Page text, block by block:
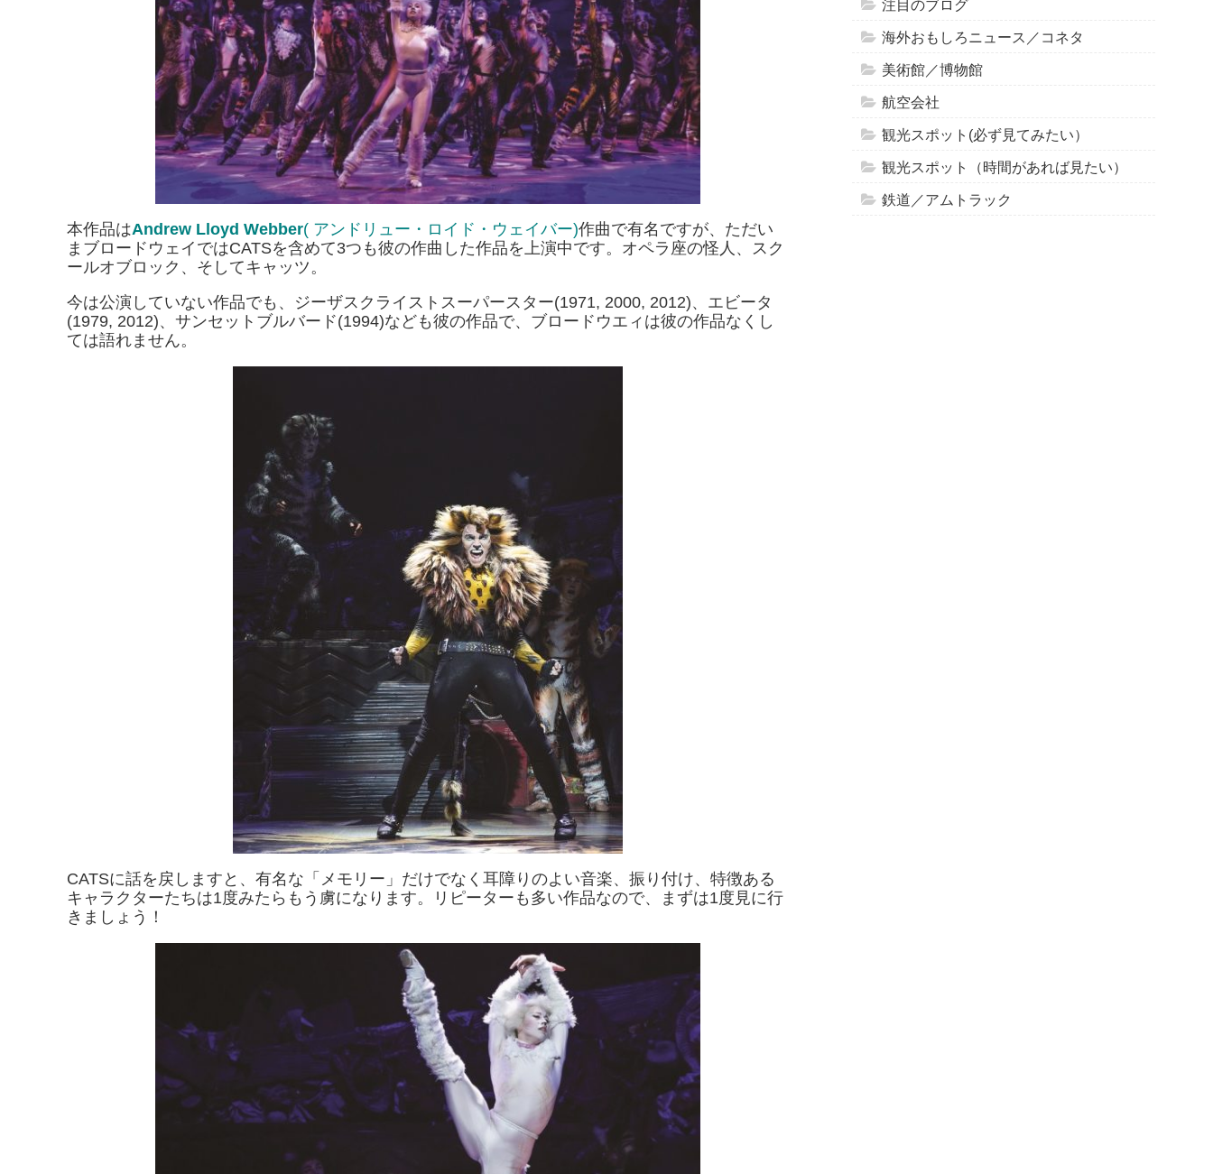
本作品はAndrew Lloyd Webber( アンドリュー・ロイド・ウェイバー)作曲で有名ですが、ただい
まブロードウェイではCATSを含めて3つも彼の作曲した作品を上演中です。オペラ座の怪人、スク
ールオブロック、そしてキャッツ。
今は公演していない作品でも、ジーザスクライストスーパースター(1971, 2000, 2012)、エビータ
(1979, 2012)、サンセットブルバード(1994)なども彼の作品で、ブロードウエィは彼の作品なくし
ては語れません。
CATSに話を戻しますと、有名な「メモリー」だけでなく耳障りのよい音楽、振り付け、特徴ある
キャラクターたちは1度みたらもう虜になります。リピーターも多い作品なので、まずは1度見に行
きましょう！
注目のブログ
海外おもしろニュース／コネタ
美術館／博物館
航空会社
観光スポット(必ず見てみたい）
観光スポット（時間があれば見たい）
鉄道／アムトラック